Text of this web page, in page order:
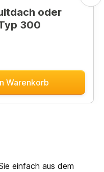
oder
300
Warenkorb
einfach aus dem